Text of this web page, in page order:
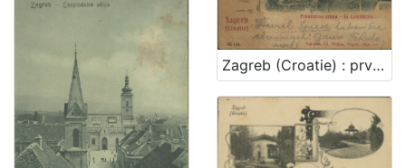
Zagreb (Croatie) : prvostolna crkva - la cathedrale